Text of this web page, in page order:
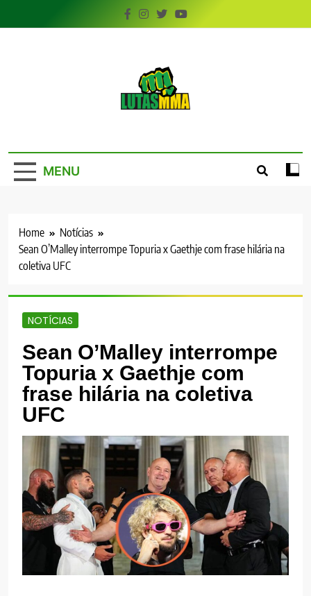
to
MENU
Home
Notícias
Sean O’Malley interrompe Topuria x Gaethje com frase hilária na
coletiva UFC
NOTÍCIAS
Sean O’Malley interrompe
Topuria x Gaethje com
frase hilária na coletiva
UFC